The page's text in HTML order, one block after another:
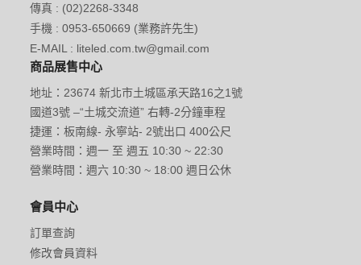
傳真 : (02)2268-3348
手機 : 0953-650669 (業務許先生)
E-MAIL : liteled.com.tw@gmail.com
商品展售中心
地址：23674 新北市土城區承天路16之1號
國道3號 –“土城交流道” 右轉-2分鐘車程
捷運：板南線- 永寧站- 2號出口 400公尺
營業時間：週一 至 週五 10:30 ~ 22:30
營業時間：週六 10:30 ~ 18:00 週日公休
會員中心
訂單查詢
修改會員資料